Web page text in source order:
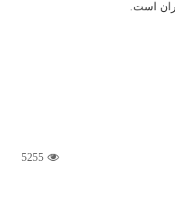
است.
5255